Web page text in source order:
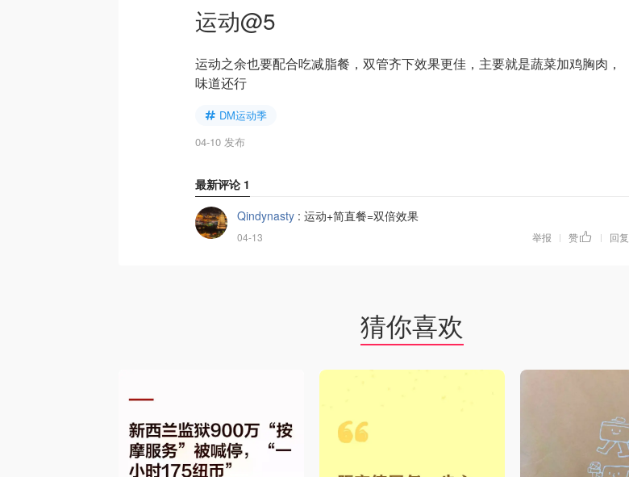
运动@5
运动之余也要配合吃减脂餐，双管齐下效果更佳，主要就是蔬菜加鸡胸肉，
味道还行
DM运动季
04-10 发布
最新评论 1
Qindynasty : 运动+简直餐=双倍效果
04-13 举报 | 赞 | 回复
猜你喜欢